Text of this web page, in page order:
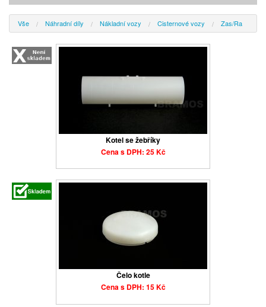
Vše Náhradní díly Nákladní vozy Cisternové vozy Zas/Ra
Kotel se žebříky
Cena s DPH: 25 Kč
Čelo kotle
Cena s DPH: 15 Kč